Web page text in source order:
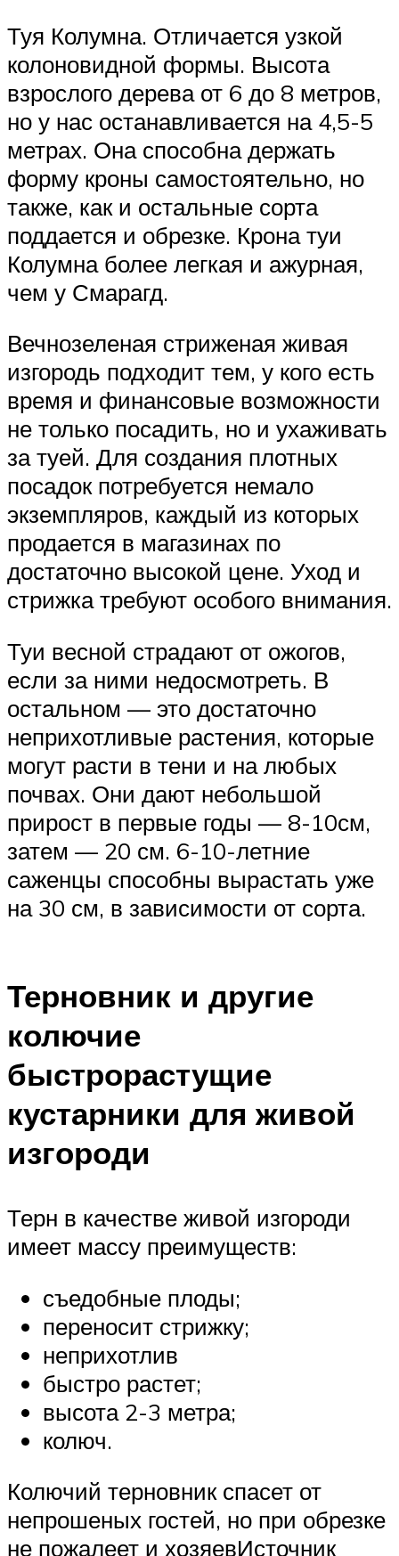
Туя Колумна. Отличается узкой
колоновидной формы. Высота
взрослого дерева от 6 до 8 метров,
но у нас останавливается на 4,5-5
метрах. Она способна держать
форму кроны самостоятельно, но
также, как и остальные сорта
поддается и обрезке. Крона туи
Колумна более легкая и ажурная,
чем у Смарагд.
Вечнозеленая стриженая живая
изгородь подходит тем, у кого есть
время и финансовые возможности
не только посадить, но и ухаживать
за туей. Для создания плотных
посадок потребуется немало
экземпляров, каждый из которых
продается в магазинах по
достаточно высокой цене. Уход и
стрижка требуют особого внимания.
Туи весной страдают от ожогов,
если за ними недосмотреть. В
остальном — это достаточно
неприхотливые растения, которые
могут расти в тени и на любых
почвах. Они дают небольшой
прирост в первые годы — 8-10см,
затем — 20 см. 6-10-летние
саженцы способны вырастать уже
на 30 см, в зависимости от сорта.
Терновник и другие
колючие
быстрорастущие
кустарники для живой
изгороди
Терн в качестве живой изгороди
имеет массу преимуществ:
съедобные плоды;
переносит стрижку;
неприхотлив
быстро растет;
высота 2-3 метра;
колюч.
Колючий терновник спасет от
непрошеных гостей, но при обрезке
не пожалеет и хозяевИсточник